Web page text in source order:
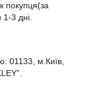
покупця(за
3 дні.
01133, м.Київ,